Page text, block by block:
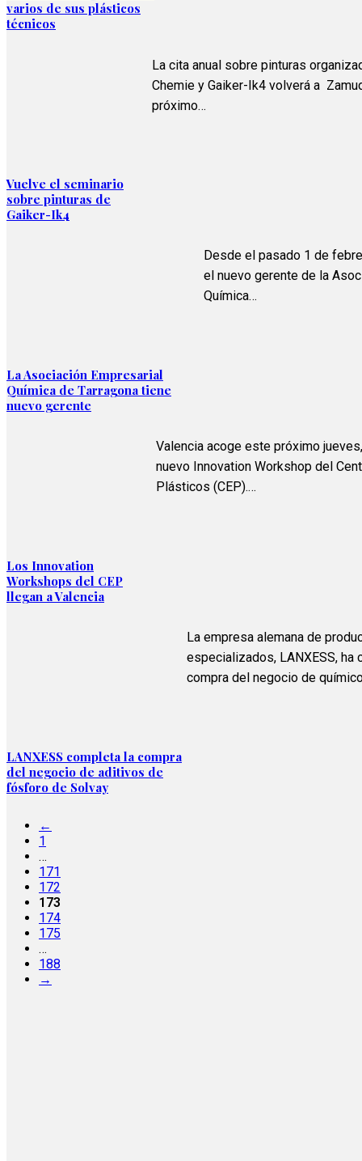
varios de sus plásticos
técnicos
Vuelve el seminario
sobre pinturas de
Gaiker-Ik4
La cita anual sobre pinturas
Chemie y Gaiker-Ik4 volverá a
próximo…
La Asociación Empresarial
Química de Tarragona tiene
nuevo gerente
Desde el pasado 1 de
el nuevo gerente de la
Química…
Los Innovation
Workshops del CEP
llegan a Valencia
Valencia acoge este próximo
nuevo Innovation Workshop del
Plásticos (CEP).…
LANXESS completa la compra
del negocio de aditivos de
fósforo de Solvay
La empresa alemana de
especializados, LANXESS, ha
compra del negocio de
←
1
…
171
172
173
174
175
…
188
→